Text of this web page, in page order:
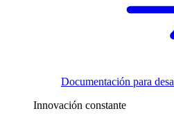
Documentación para
Innovación constante